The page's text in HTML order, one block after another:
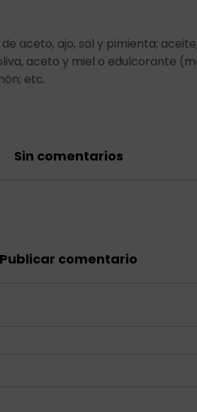
aceto, ajo, sal y pimienta;
aceto y miel o edulcorante
etc.
Sin comentarios
Publicar comentario